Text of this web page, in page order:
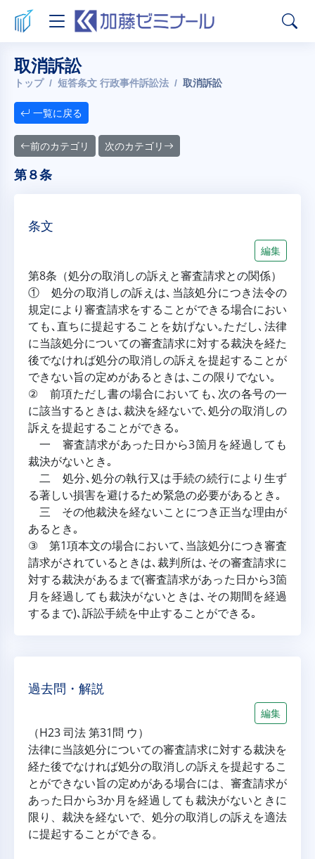
取消訴訟
トップ 短答条文 行政事件訴訟法 取消訴訟
一覧に戻る
前のカテゴリ 次のカテゴリ
第８条
条文
編集
第8条（処分の取消しの訴えと審査請求との関係）
① 処分の取消しの訴えは､当該処分につき法令の
規定により審査請求をすることができる場合におい
ても､直ちに提起することを妨げない｡ただし､法律
に当該処分についての審査請求に対する裁決を経た
後でなければ処分の取消しの訴えを提起することが
できない旨の定めがあるときは､この限りでない｡
② 前項ただし書の場合においても､次の各号の一
に該当するときは､裁決を経ないで､処分の取消しの
訴えを提起することができる｡
一 審査請求があった日から3箇月を経過しても
裁決がないとき｡
二 処分､処分の執行又は手続の続行により生ず
る著しい損害を避けるため緊急の必要があるとき｡
三 その他裁決を経ないことにつき正当な理由が
あるとき｡
③ 第1項本文の場合において､当該処分につき審査
請求がされているときは､裁判所は､その審査請求に
対する裁決があるまで(審査請求があった日から3箇
月を経過しても裁決がないときは､その期間を経過
するまで)､訴訟手続を中止することができる｡
過去問・解説
編集
（H23 司法 第31問 ウ）
法律に当該処分についての審査請求に対する裁決を
経た後でなければ処分の取消しの訴えを提起するこ
とができない旨の定めがある場合には、審査請求が
あった日から3か月を経過しても裁決がないときに
限り、裁決を経ないで、処分の取消しの訴えを適法
に提起することができる。